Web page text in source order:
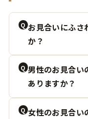
Q お見合いにふさ
か？
Q 男性のお見合い
ありますか？
Q 女性のお見合い